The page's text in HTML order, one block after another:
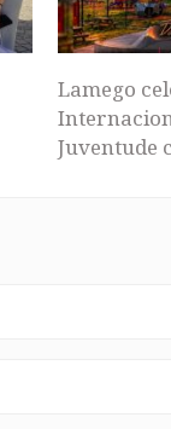
Lamego
Juventude